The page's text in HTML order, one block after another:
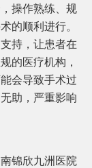
操作熟练、规
的顺利进行。
持，让患者在
的医疗机构，
会导致手术过
助，严重影响
锦欣九洲医院